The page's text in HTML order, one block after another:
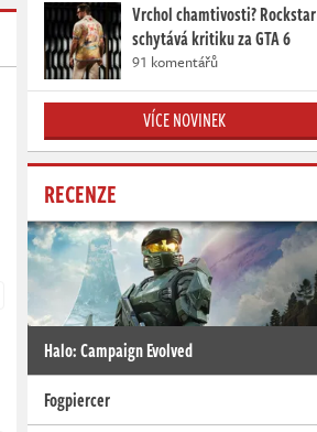
Vrchol chamtivosti? Rockstar
schytává kritiku za GTA 6
91 komentářů
VÍCE NOVINEK
RECENZE
Halo: Campaign Evolved
Fogpiercer